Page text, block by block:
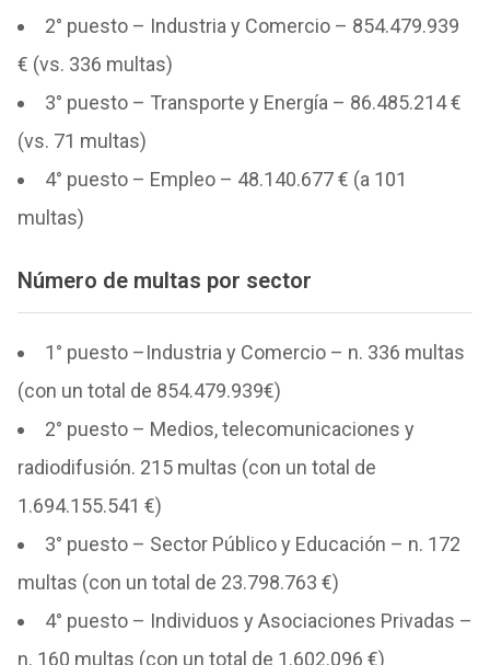
2° puesto – Industria y Comercio – 854.479.939
€ (vs. 336 multas)
3° puesto – Transporte y Energía – 86.485.214 €
(vs. 71 multas)
4° puesto – Empleo – 48.140.677 € (a 101
multas)
Número de multas por sector
1° puesto –Industria y Comercio – n. 336 multas
(con un total de 854.479.939€)
2° puesto – Medios, telecomunicaciones y
radiodifusión. 215 multas (con un total de
1.694.155.541 €)
3° puesto – Sector Público y Educación – n. 172
multas (con un total de 23.798.763 €)
4° puesto – Individuos y Asociaciones Privadas –
n. 160 multas (con un total de 1.602.096 €)